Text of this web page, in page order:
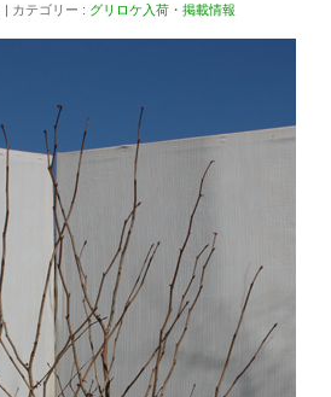
カテゴリー : グリロケ入荷・掲載情報